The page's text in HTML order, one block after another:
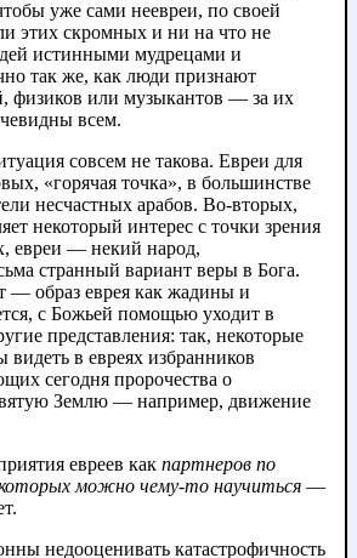
уже сами неевреи, по своей
этих скромных и ни на что не
истинными мудрецами и
так же, как люди признают
физиков или музыкантов — за их
всем.
совсем не такова. Евреи для
«горячая точка», в большинстве
несчастных арабов. Во-вторых,
некоторый интерес с точки зрения
евреи — некий народ,
странный вариант веры в Бога.
— образ еврея как жадины и
с Божьей помощью уходит в
представления: так, некоторые
видеть в евреях избранников
сегодня пророчества о
Землю — например, движение
евреев как партнеров по
которых можно чему-то научиться —
недооценивать катастрофичность